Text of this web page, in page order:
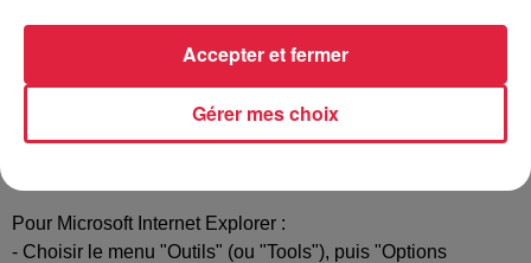
en paramétrant son navigateur de la manière suivante :
- Cliquer sur l'icône "Vie privée"
vous conviennent.
Pour Microsoft Internet Explorer :
- Choisir le menu "Outils" (ou "Tools"), puis "Options
Gérer mes choix
Accepter et fermer